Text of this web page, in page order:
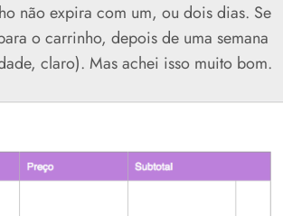
não expira com um, ou dois dias. Se
o carrinho, depois de uma semana
claro). Mas achei isso muito bom.